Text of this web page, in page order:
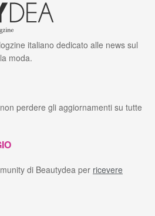
italiano dedicato alle news sul
moda.
perdere gli aggiornamenti su tutte
di Beautydea per ricevere